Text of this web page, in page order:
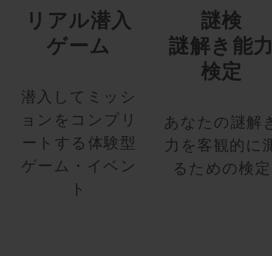
リアル潜入
ゲーム
潜入してミッシ
ョンをコンプリ
ートする体験型
ゲーム・イベン
ト
謎検
謎解き能
検定
あなたの謎解
力を客観的に
るための検定